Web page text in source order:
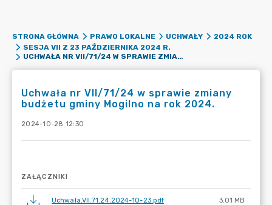
STRONA GŁÓWNA PRAWO LOKALNE UCHWAŁY
2024 ROK
SESJA VII Z 23 PAŹDZIERNIKA 2024 R.
UCHWAŁA NR VII/71/24 W SPRAWIE ZMIANY BUDŻETU GMINY MOGILNO NA ROK 2024.
Uchwała nr VII/71/24 w sprawie zmiany
budżetu gminy Mogilno na rok 2024.
2024-10-28 12:30
ZAŁĄCZNIKI
Uchwała.VII.71.24.2024-10-23.pdf 3.01 MB